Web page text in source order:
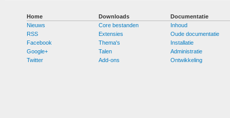
Home
Nieuws
RSS
Facebook
Google+
Twitter
Downloads
Core bestanden
Extensies
Thema's
Talen
Add-ons
Documentatie
Inhoud
Oude documentatie
Installatie
Administratie
Ontwikkeling